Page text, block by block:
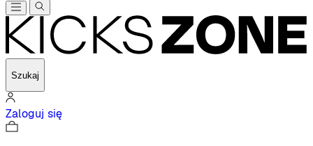
Szukaj
Zaloguj się